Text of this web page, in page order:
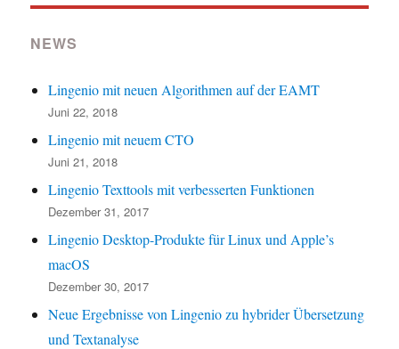
NEWS
Lingenio mit neuen Algorithmen auf der EAMT
Juni 22, 2018
Lingenio mit neuem CTO
Juni 21, 2018
Lingenio Texttools mit verbesserten Funktionen
Dezember 31, 2017
Lingenio Desktop-Produkte für Linux und Apple’s
macOS
Dezember 30, 2017
Neue Ergebnisse von Lingenio zu hybrider Übersetzung
und Textanalyse